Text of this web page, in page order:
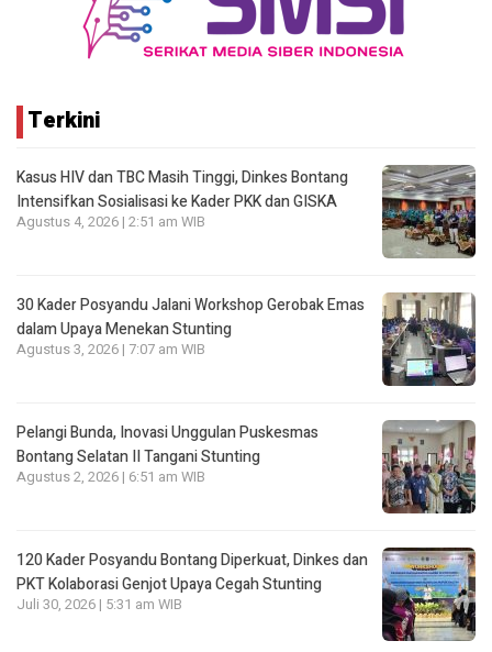
Terkini
Kasus HIV dan TBC Masih Tinggi, Dinkes Bontang
Intensifkan Sosialisasi ke Kader PKK dan GISKA
Agustus 4, 2026 | 2:51 am WIB
30 Kader Posyandu Jalani Workshop Gerobak Emas
dalam Upaya Menekan Stunting
Agustus 3, 2026 | 7:07 am WIB
Pelangi Bunda, Inovasi Unggulan Puskesmas
Bontang Selatan II Tangani Stunting
Agustus 2, 2026 | 6:51 am WIB
120 Kader Posyandu Bontang Diperkuat, Dinkes dan
PKT Kolaborasi Genjot Upaya Cegah Stunting
Juli 30, 2026 | 5:31 am WIB